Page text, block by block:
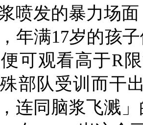
喷发的暴力场
年满17岁的孩
可观看高于R
部队受训而干
连同脑浆飞溅